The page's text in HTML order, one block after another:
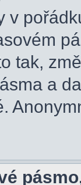
v
tak,
a